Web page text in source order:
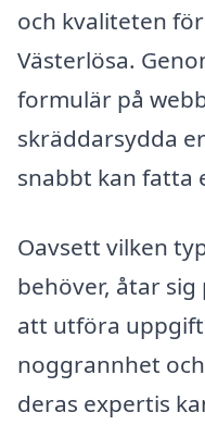
och kvaliteten
Västerlösa.
formulär på
skräddarsydda
snabbt kan fatta
Oavsett vilken
behöver, åtar
att utföra
noggrannhet
deras expertis